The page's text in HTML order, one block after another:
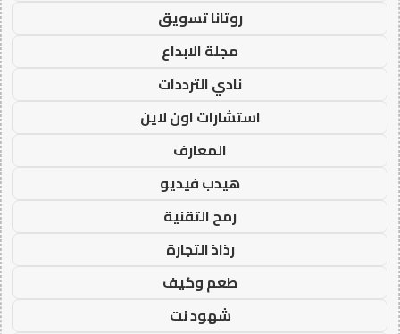
روتانا تسويق
مجلة الابداع
نادي الترددات
استشارات اون لاين
المعارف
هيدب فيديو
رمح التقنية
رذاذ التجارة
طعم وكيف
شهود نت